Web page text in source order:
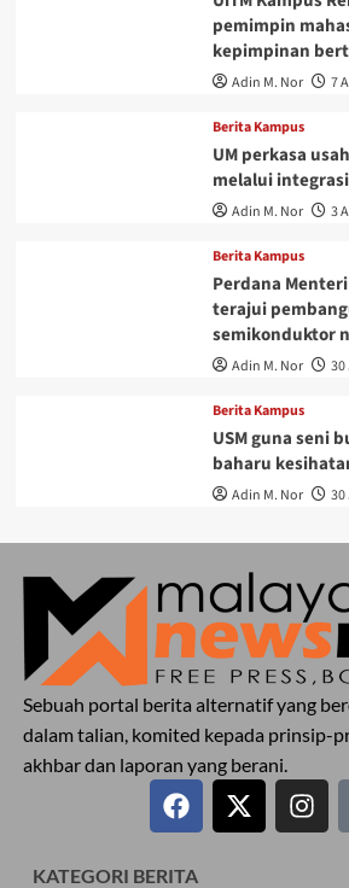
pemimpin
kepimpinan
Adin M. Nor 7
Berita Kampus
UM perkasa
melalui
Adin M. Nor 3
Berita Kampus
Perdana
terajui
semikonduktor
Adin M. Nor 30
Berita Kampus
USM guna seni
baharu
Adin M. Nor 30
Sebuah portal berita alternatif yang
dalam talian, komited kepada prinsip-
akhbar dan laporan yang berani.
KATEGORI BERITA